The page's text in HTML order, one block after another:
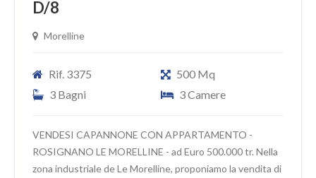
D/8
Morelline
Rif. 3375
500 Mq
3 Bagni
3 Camere
VENDESI CAPANNONE CON APPARTAMENTO -
ROSIGNANO LE MORELLINE - ad Euro 500.000 tr. Nella
zona industriale de Le Morelline, proponiamo la vendita di